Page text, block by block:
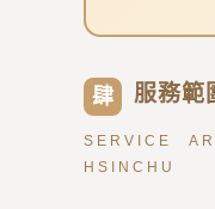
肆 服務
SERVICE
HSINCHU